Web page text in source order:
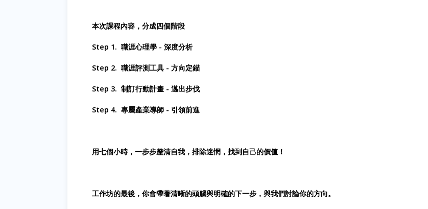
本次課程內容，分成四個階段
Step 1. 職涯心理學 - 深度分析
Step 2. 職涯評測工具 - 方向定錨
Step 3. 制訂行動計畫 - 邁出步伐
Step 4. 專屬產業導師 - 引領前進
用七個小時，一步步釐清自我，排除迷惘，找到自己的價值！
工作坊的最後，你會帶著清晰的頭腦與明確的下一步，與我們討論你的方向。